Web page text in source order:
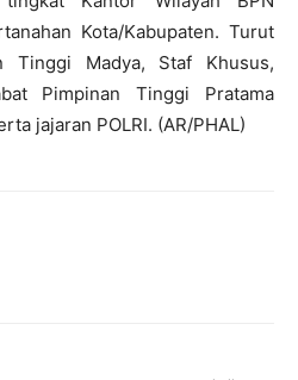
Kota/Kabupaten. Turut
Tinggi Madya, Staf Khusus,
Pimpinan Tinggi Pratama
jajaran POLRI. (AR/PHAL)